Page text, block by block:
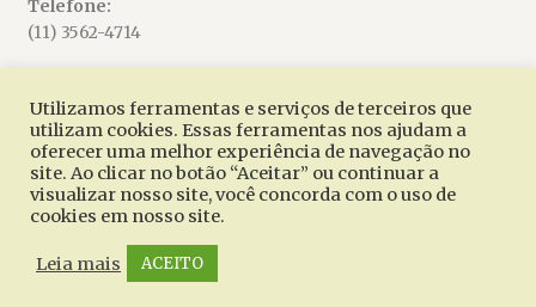
Telefone:
(11) 3562-4714
© Artesanato Educacional 2026
Built with WooCommerce.
Utilizamos ferramentas e serviços de terceiros que
utilizam cookies. Essas ferramentas nos ajudam a
oferecer uma melhor experiência de navegação no
site. Ao clicar no botão “Aceitar” ou continuar a
visualizar nosso site, você concorda com o uso de
cookies em nosso site.
Leia mais ACEITO